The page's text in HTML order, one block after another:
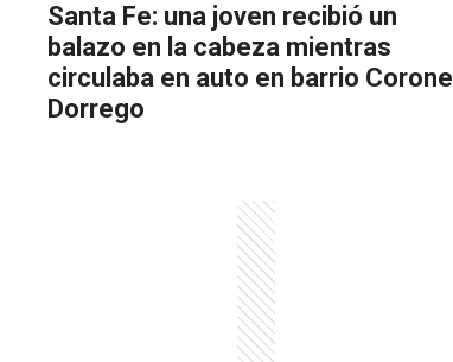
Santa Fe: una joven recibió un
balazo en la cabeza mientras
circulaba en auto en barrio Coronel
Dorrego